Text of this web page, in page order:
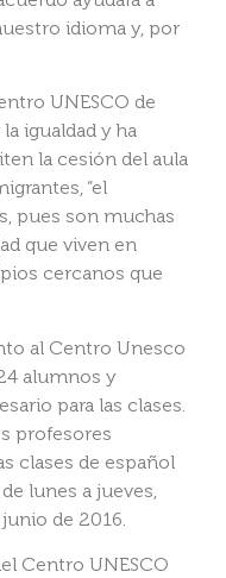
idioma y, por
UNESCO de
igualdad y ha
la cesión del aula
“el
pues son muchas
que viven en
cercanos que
al Centro Unesco
alumnos y
para las clases.
profesores
clases de español
lunes a jueves,
de 2016.
Centro UNESCO